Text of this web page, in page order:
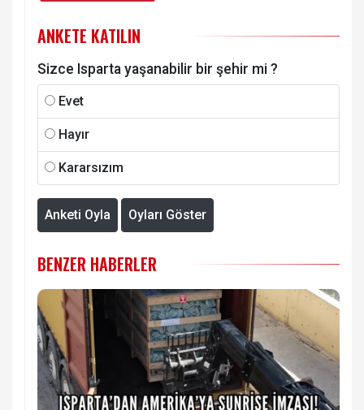
ANKETE KATILIN
Sizce Isparta yaşanabilir bir şehir mi ?
Evet
Hayır
Kararsızım
Anketi Oyla Oyları Göster
BENZER HABERLER